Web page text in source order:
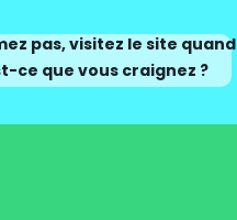
pas, visitez le site quand
ce que vous craignez ?